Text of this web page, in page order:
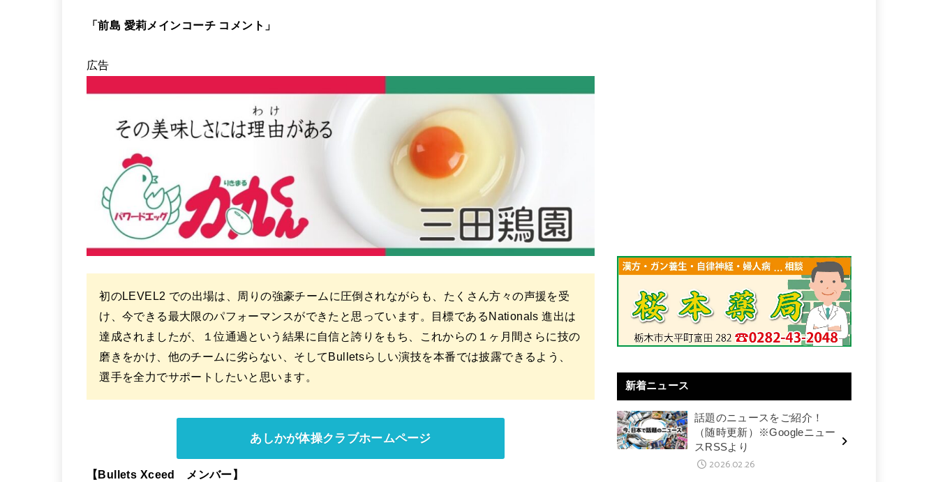
「前島 愛莉メインコーチ コメント」
広告
初のLEVEL2 での出場は、周りの強豪チームに圧倒されながらも、たくさん⽅々の声援を受
け、今できる最⼤限のパフォーマンスができたと思っています。⽬標であるNationals 進出は
達成されましたが、１位通過という結果に⾃信と誇りをもち、これからの１ヶ⽉間さらに技の
磨きをかけ、他のチームに劣らない、そしてBulletsらしい演技を本番では披露できるよう、
選⼿を全⼒でサポートしたいと思います。
あしかが体操クラブホームページ
【Bullets Xceed メンバー】
新着ニュース
話題のニュースをご紹介！
（随時更新）※Googleニュー
スRSSより
2026.02.26